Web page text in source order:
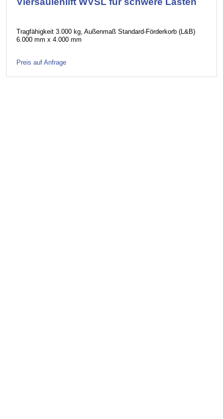
Tragfähigkeit 3.000 kg, Außenmaß Standard-Förderkorb (L&B)
6.000 mm x 4.000 mm
Preis auf Anfrage